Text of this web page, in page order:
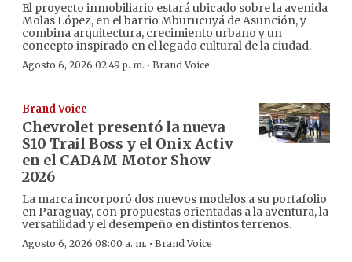
El proyecto inmobiliario estará ubicado sobre la avenida
Molas López, en el barrio Mburucuyá de Asunción, y
combina arquitectura, crecimiento urbano y un
concepto inspirado en el legado cultural de la ciudad.
Agosto 6, 2026 02:49 p. m. · Brand Voice
Brand Voice
Chevrolet presentó la nueva
S10 Trail Boss y el Onix Activ
en el CADAM Motor Show
2026
La marca incorporó dos nuevos modelos a su portafolio
en Paraguay, con propuestas orientadas a la aventura, la
versatilidad y el desempeño en distintos terrenos.
Agosto 6, 2026 08:00 a. m. · Brand Voice